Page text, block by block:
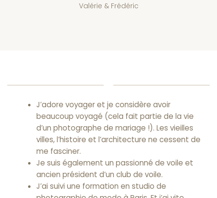
Valérie & Frédéric
J’adore voyager et je considère avoir
beaucoup voyagé (cela fait partie de la vie
d’un photographe de mariage !). Les vieilles
villes, l’histoire et l’architecture ne cessent de
me fasciner.
Je suis également un passionné de voile et
ancien président d’un club de voile.
J’ai suivi une formation en studio de